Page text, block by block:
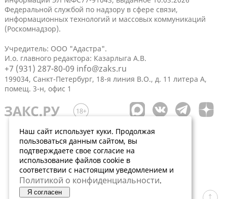
Федеральной службой по надзору в сфере связи,
информационных технологий и массовых коммуникаций
(Роскомнадзор).
Учредитель: ООО "Адастра".
И.о. главного редактора: Казарлыга А.В.
+7 (931) 287-80-09 info@zaks.ru
199034, Санкт-Петербург, 18-я линия В.О., д. 11 литера А,
помещ. 3-н, офис 1
Наш сайт использует куки. Продолжая
пользоваться данным сайтом, вы
подтверждаете свое согласие на
использование файлов cookie в
соответствии с настоящим уведомлением и
Политикой о конфиденциальности.
Я согласен